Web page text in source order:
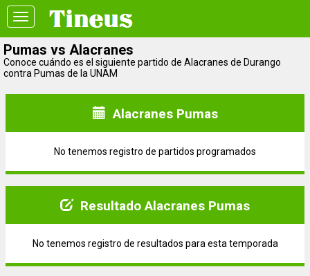
Toggle
navigation
Pumas vs Alacranes
Conoce cuándo es el siguiente partido de Alacranes de Durango
contra Pumas de la UNAM
Alacranes Pumas
No tenemos registro de partidos programados
Resultado Alacranes Pumas
No tenemos registro de resultados para esta temporada